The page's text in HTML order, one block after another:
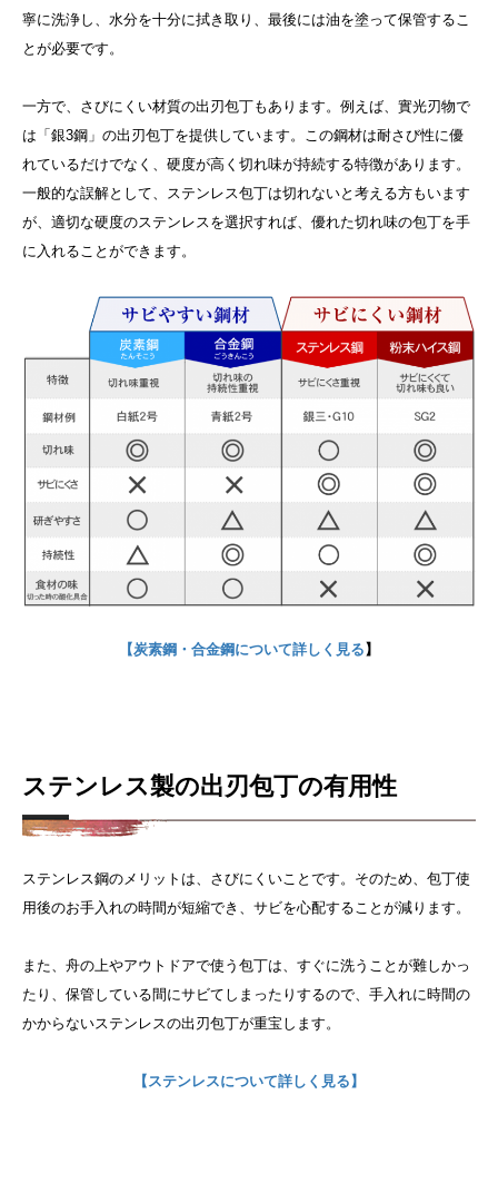
寧に洗浄し、水分を十分に拭き取り、最後には油を塗って保管するこ
とが必要です。
一方で、さびにくい材質の出刃包丁もあります。例えば、實光刃物で
は「銀3鋼」の出刃包丁を提供しています。この鋼材は耐さび性に優
れているだけでなく、硬度が高く切れ味が持続する特徴があります。
一般的な誤解として、ステンレス包丁は切れないと考える方もいます
が、適切な硬度のステンレスを選択すれば、優れた切れ味の包丁を手
に入れることができます。
【炭素鋼・合金鋼について詳しく見る 】
ステンレス製の出刃包丁の有用性
ステンレス鋼のメリットは、さびにくいことです。そのため、包丁使
用後のお手入れの時間が短縮でき、サビを心配することが減ります。
また、舟の上やアウトドアで使う包丁は、すぐに洗うことが難しかっ
たり、保管している間にサビてしまったりするので、手入れに時間の
かからないステンレスの出刃包丁が重宝します。
【ステンレスについて詳しく見る】